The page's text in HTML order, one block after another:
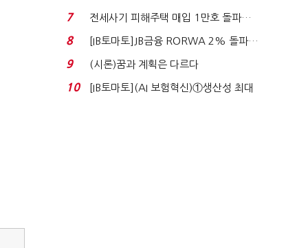
340억 베팅…가...
7
전세사기 피해주택 매입 1만호 돌파…
누적 피해자 4만2...
8
[IB토마토]JB금융 RORWA 2% 돌파…
실적 견인은 은행 ...
9 (시론)꿈과 계획은 다르다
10
[IB토마토](AI 보험혁신)①생산성 최대